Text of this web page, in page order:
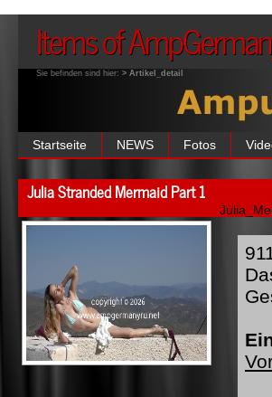
Items of
Sie befinden sind hier: > Artikel_detail
Startseite NEWS Fotos
Julia Stranded Mermaid Part 1